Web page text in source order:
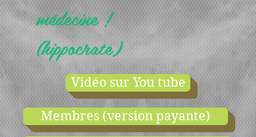
médecine !
(hippocrate)
Vidéo sur You tube
Membres (version payante)